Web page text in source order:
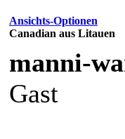
Ansichts-Optionen
Canadian aus Litauen
manni-
Gast